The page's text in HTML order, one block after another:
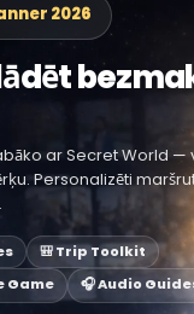
2026
ar Secret World —
Personalizēti
🎒 Trip Toolkit
Game
🎧 Audio